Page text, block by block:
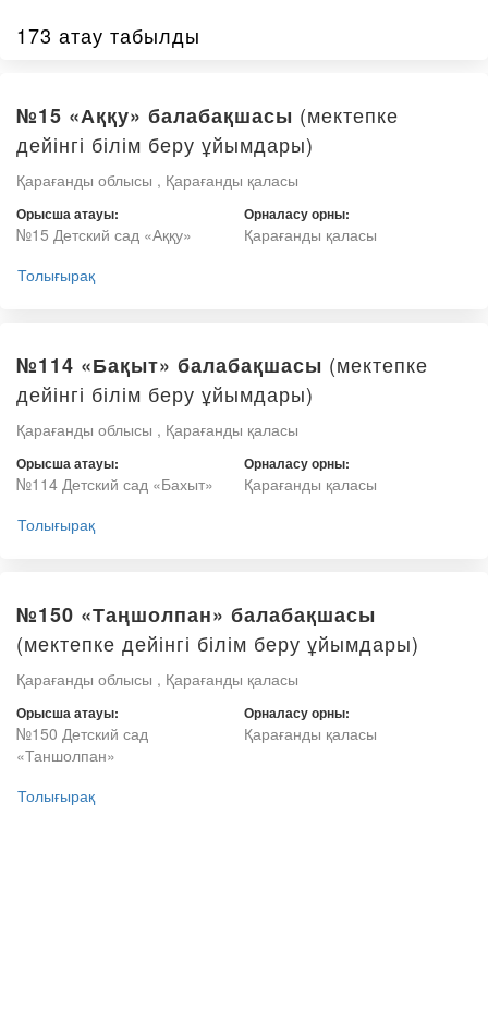
173 атау табылды
№15 «Аққу» балабақшасы (мектепке
дейінгі білім беру ұйымдары)
Қарағанды облысы , Қарағанды қаласы
Орысша атауы:
№15 Детский сад «Аққу»
Орналасу орны:
Қарағанды қаласы
Толығырақ
№114 «Бақыт» балабақшасы (мектепке
дейінгі білім беру ұйымдары)
Қарағанды облысы , Қарағанды қаласы
Орысша атауы:
№114 Детский сад «Бахыт»
Орналасу орны:
Қарағанды қаласы
Толығырақ
№150 «Таңшолпан» балабақшасы
(мектепке дейінгі білім беру ұйымдары)
Қарағанды облысы , Қарағанды қаласы
Орысша атауы:
№150 Детский сад
«Таншолпан»
Орналасу орны:
Қарағанды қаласы
Толығырақ